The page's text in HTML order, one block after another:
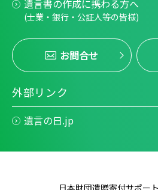
遺言書の作成に携わる方へ
(士業・銀行・公証人等の皆様)
お問合せ
外部リンク
遺言の日.jp
日本財団遺贈寄付サポー